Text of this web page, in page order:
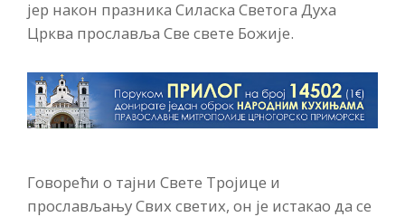
јер након празника Силаска Светога Духа
Црква прославља Све свете Божије.
Говорећи о тајни Свете Тројице и
прослављању Свих светих, он је истакао да се